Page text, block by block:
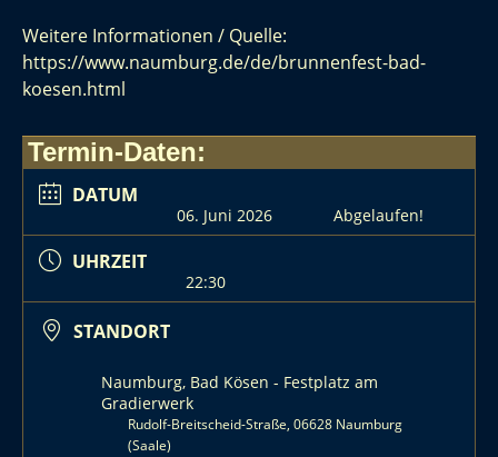
Weitere Informationen / Quelle:
https://www.naumburg.de/de/brunnenfest-bad-
koesen.html
Termin-Daten:
DATUM
06. Juni 2026 Abgelaufen!
UHRZEIT
22:30
STANDORT
Naumburg, Bad Kösen - Festplatz am
Gradierwerk
Rudolf-Breitscheid-Straße, 06628 Naumburg
(Saale)